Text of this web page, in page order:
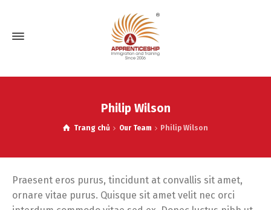
Philip Wilson
Trang chủ Our Team Philip Wilson
Praesent eros purus, tincidunt at convallis sit amet,
ornare vitae purus. Quisque sit amet velit nec orci